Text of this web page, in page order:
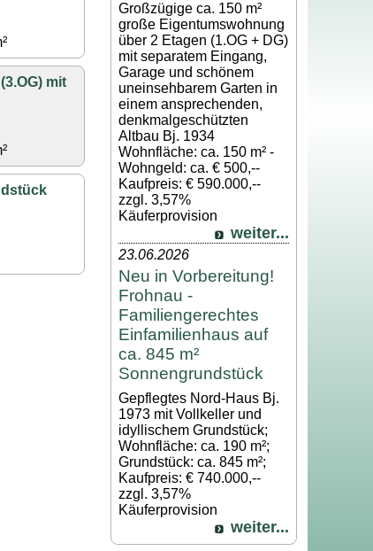
mit
Großzügige ca. 150 m²
große Eigentumswohnung
über 2 Etagen (1.OG + DG)
mit separatem Eingang,
Garage und schönem
uneinsehbarem Garten in
einem ansprechenden,
denkmalgeschützten
Altbau Bj. 1934
Wohnfläche: ca. 150 m² -
Wohngeld: ca. € 500,--
Kaufpreis: € 590.000,--
zzgl. 3,57%
Käuferprovision
weiter...
23.06.2026
Neu in Vorbereitung!
Frohnau -
Familiengerechtes
Einfamilienhaus auf
ca. 845 m²
Sonnengrundstück
Gepflegtes Nord-Haus Bj.
1973 mit Vollkeller und
idyllischem Grundstück;
Wohnfläche: ca. 190 m²;
Grundstück: ca. 845 m²;
Kaufpreis: € 740.000,--
zzgl. 3,57%
Käuferprovision
weiter...